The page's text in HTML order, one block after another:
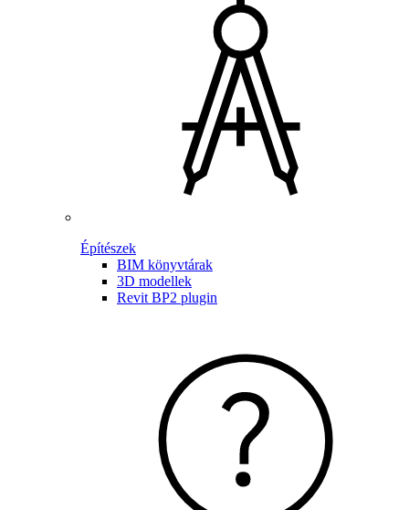
Építészek
BIM könyvtárak
3D modellek
Revit BP2 plugin